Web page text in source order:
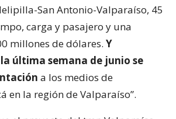
San Antonio-Valparaíso, 45
carga y pasajero y una
millones de dólares. Y
última semana de junio se
a los medios de
en la región de Valparaíso”.